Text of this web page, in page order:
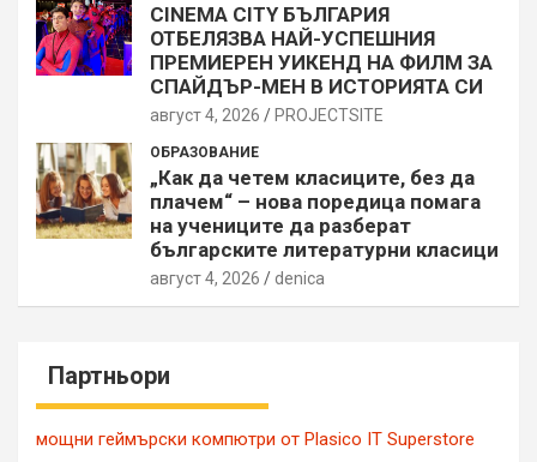
CINEMA CITY БЪЛГАРИЯ
ОТБЕЛЯЗВА НАЙ-УСПЕШНИЯ
ПРЕМИЕРЕН УИКЕНД НА ФИЛМ ЗА
СПАЙДЪР-МЕН В ИСТОРИЯТА СИ
август 4, 2026 PROJECTSITЕ
ОБРАЗОВАНИЕ
„Как да четем класиците, без да
плачем“ – нова поредица помага
на учениците да разберат
българските литературни класици
август 4, 2026 denica
Партньори
мощни геймърски компютри от Plasico IT Superstore